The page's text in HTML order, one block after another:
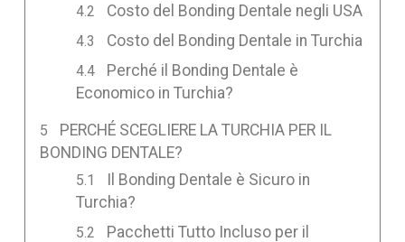
Costo del Bonding Dentale negli USA
Costo del Bonding Dentale in Turchia
Perché il Bonding Dentale è
Economico in Turchia?
PERCHÉ SCEGLIERE LA TURCHIA PER IL
BONDING DENTALE?
Il Bonding Dentale è Sicuro in
Turchia?
Pacchetti Tutto Incluso per il